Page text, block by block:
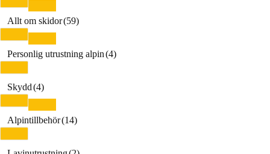
Allt om skidor(59)
Personlig utrustning alpin(4)
Skydd(4)
Alpintillbehör(14)